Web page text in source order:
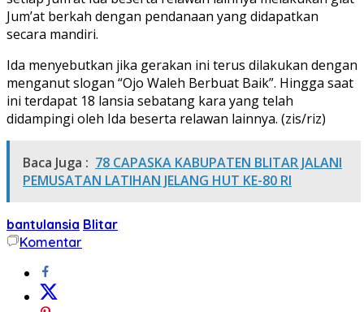
Jum’at berkah dengan pendanaan yang didapatkan
secara mandiri.
Ida menyebutkan jika gerakan ini terus dilakukan dengan
menganut slogan “Ojo Waleh Berbuat Baik”. Hingga saat
ini terdapat 18 lansia sebatang kara yang telah
didampingi oleh Ida beserta relawan lainnya. (zis/riz)
Baca Juga : 78 CAPASKA KABUPATEN BLITAR JALANI
PEMUSATAN LATIHAN JELANG HUT KE-80 RI
bantulansia Blitar
Komentar